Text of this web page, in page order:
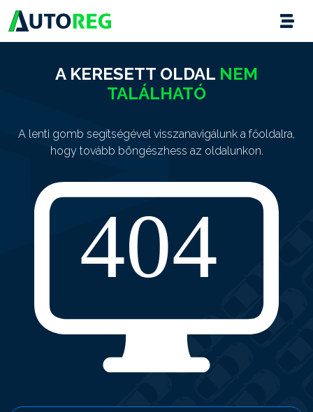
A KERESETT OLDAL NEM
TALÁLHATÓ
A lenti gomb segítségével visszanavigálunk a főoldalra,
hogy tovább böngészhess az oldalunkon.